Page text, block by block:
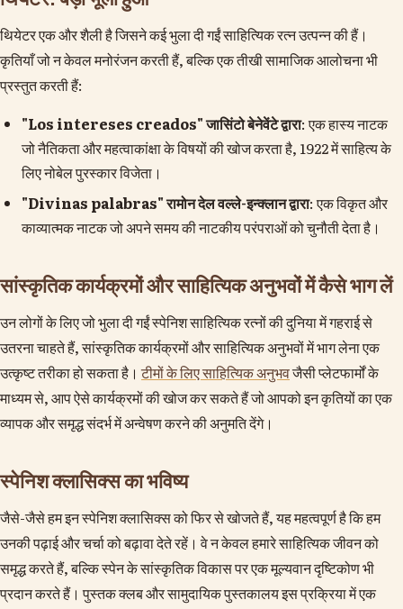
थियेटर एक और शैली है जिसने कई भुला दी गईं साहित्यिक रत्न उत्पन्न की हैं।
कृतियाँ जो न केवल मनोरंजन करती हैं, बल्कि एक तीखी सामाजिक आलोचना भी
प्रस्तुत करती हैं:
"Los intereses creados" जासिंटो बेनेवेंटे द्वारा: एक हास्य नाटक
जो नैतिकता और महत्वाकांक्षा के विषयों की खोज करता है, 1922 में साहित्य के
लिए नोबेल पुरस्कार विजेता।
"Divinas palabras" रामोन देल वल्ले-इन्क्लान द्वारा: एक विकृत और
काव्यात्मक नाटक जो अपने समय की नाटकीय परंपराओं को चुनौती देता है।
सांस्कृतिक कार्यक्रमों और साहित्यिक अनुभवों में कैसे भाग लें
उन लोगों के लिए जो भुला दी गईं स्पेनिश साहित्यिक रत्नों की दुनिया में गहराई से
उतरना चाहते हैं, सांस्कृतिक कार्यक्रमों और साहित्यिक अनुभवों में भाग लेना एक
उत्कृष्ट तरीका हो सकता है।टीमों के लिए साहित्यिक अनुभवजैसी प्लेटफार्मों के
माध्यम से, आप ऐसे कार्यक्रमों की खोज कर सकते हैं जो आपको इन कृतियों का एक
व्यापक और समृद्ध संदर्भ में अन्वेषण करने की अनुमति देंगे।
स्पेनिश क्लासिक्स का भविष्य
जैसे-जैसे हम इन स्पेनिश क्लासिक्स को फिर से खोजते हैं, यह महत्वपूर्ण है कि हम
उनकी पढ़ाई और चर्चा को बढ़ावा देते रहें। वे न केवल हमारे साहित्यिक जीवन को
समृद्ध करते हैं, बल्कि स्पेन के सांस्कृतिक विकास पर एक मूल्यवान दृष्टिकोण भी
प्रदान करते हैं। पुस्तक क्लब और सामुदायिक पुस्तकालय इस प्रक्रिया में एक